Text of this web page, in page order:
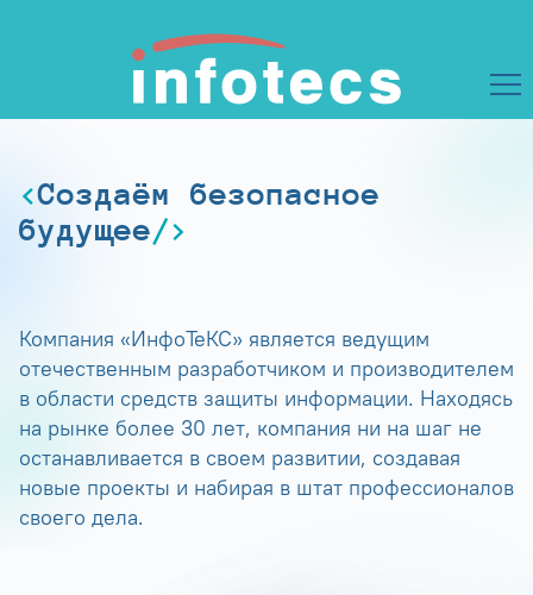
Создаём безопасное
будущее
Компания «ИнфоТеКС» является ведущим
отечественным разработчиком и производителем
в области средств защиты информации. Находясь
на рынке более 30 лет, компания ни на шаг не
останавливается в своем развитии, создавая
новые проекты и набирая в штат профессионалов
своего дела.